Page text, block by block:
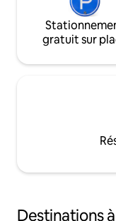
gratuit sur
Destinations